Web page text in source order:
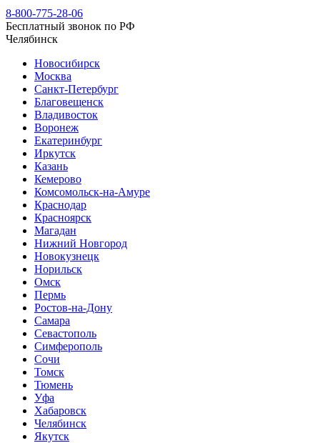
8-800-775-28-06
Бесплатный звонок по РФ
Челябинск
Новосибирск
Москва
Санкт-Петербург
Благовещенск
Владивосток
Воронеж
Екатеринбург
Иркутск
Казань
Кемерово
Комсомольск-на-Амуре
Краснодар
Красноярск
Магадан
Нижний Новгород
Новокузнецк
Норильск
Омск
Пермь
Ростов-на-Дону
Самара
Севастополь
Симферополь
Сочи
Томск
Тюмень
Уфа
Хабаровск
Челябинск
Якутск